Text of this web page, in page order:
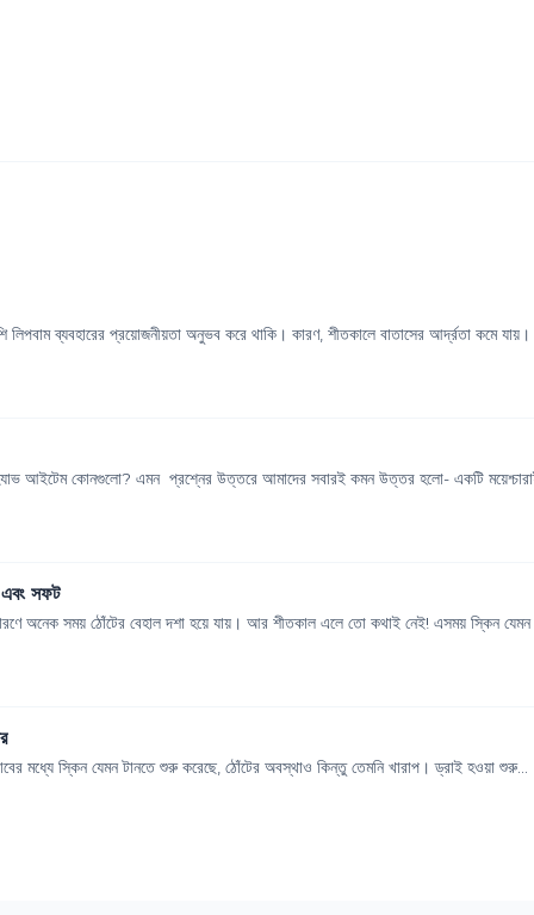
লিপবাম ব্যবহারের প্রয়োজনীয়তা অনুভব করে থাকি। কারণ, শীতকালে বাতাসের আর্দ্রতা কমে
হ্যাভ আইটেম কোনগুলো? এমন প্রশ্নের উত্তরে আমাদের সবারই কমন উত্তর হলো- একটি
এবং সফট
অনেক সময় ঠোঁটের বেহাল দশা হয়ে যায়। আর শীতকাল এলে তো কথাই নেই! এসময় স্কিন যেমন
মধ্যে স্কিন যেমন টানতে শুরু করেছে, ঠোঁটের অবস্থাও কিন্তু তেমনি খারাপ। ড্রাই হওয়া শুরু...